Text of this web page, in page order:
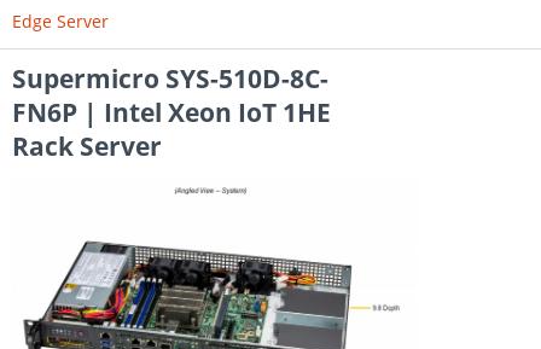
Edge Server
Supermicro SYS-510D-8C-
FN6P | Intel Xeon IoT 1HE
Rack Server